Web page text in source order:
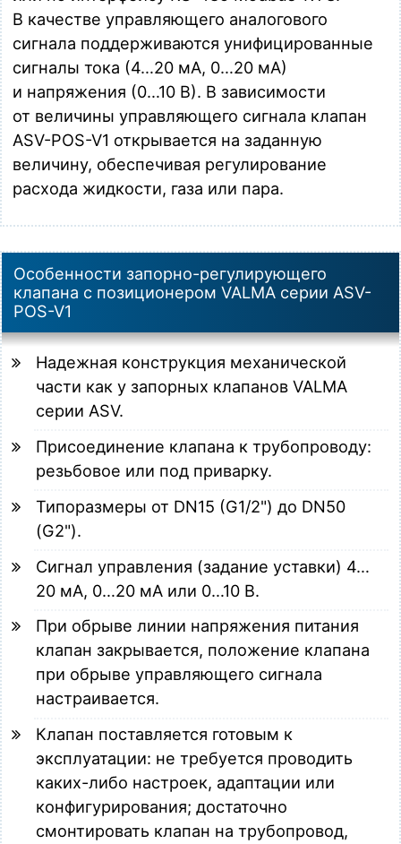
RTU,пит.=24В
Загрузка…
В качестве управляющего аналогового
сигнала поддерживаются унифицированные
сигналы тока (4…20 мА, 0…20 мА)
и напряжения (0…10 В). В зависимости
от величины управляющего сигнала клапан
ASV-POS-V1 открывается на заданную
величину, обеспечивая регулирование
расхода жидкости, газа или пара.
Особенности запорно-регулирующего
клапана с позиционером VALMA серии ASV-
POS-V1
Надежная конструкция механической
части как у запорных клапанов VALMA
серии ASV.
Присоединение клапана к трубопроводу:
резьбовое или под приварку.
Типоразмеры от DN15 (G1/2") до DN50
(G2").
Сигнал управления (задание уставки) 4…
20 мА, 0…20 мА или 0…10 В.
При обрыве линии напряжения питания
клапан закрывается, положение клапана
при обрыве управляющего сигнала
настраивается.
Клапан поставляется готовым к
эксплуатации: не требуется проводить
каких-либо настроек, адаптации или
конфигурирования; достаточно
смонтировать клапан на трубопровод,